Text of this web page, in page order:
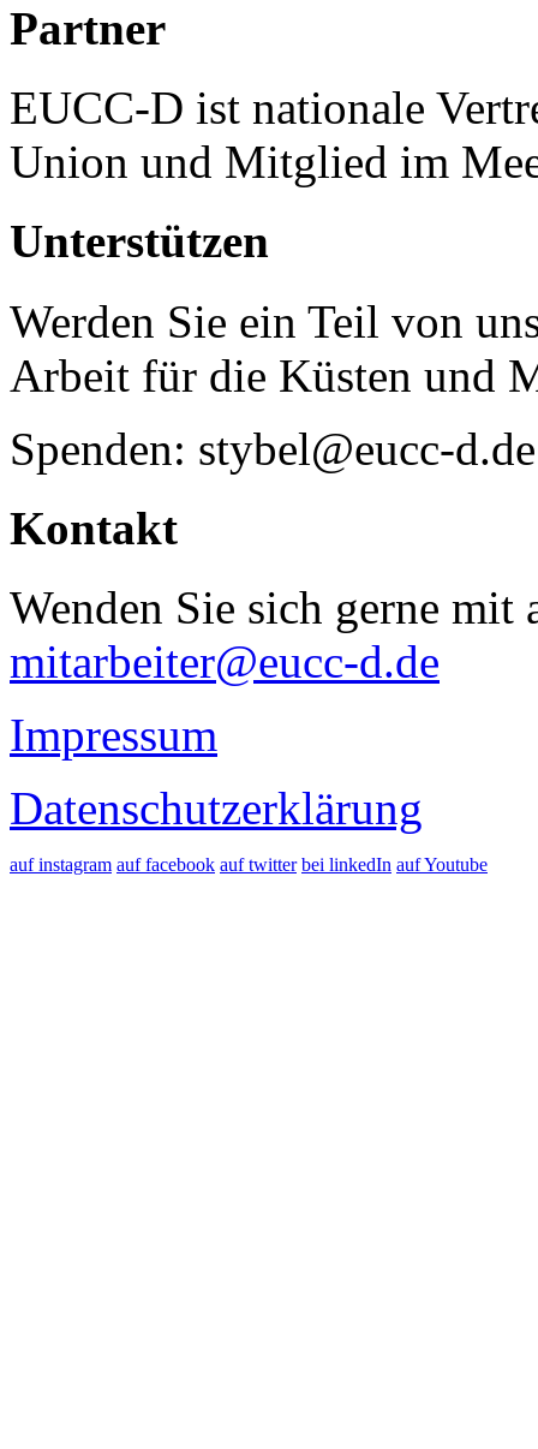
Partner
EUCC-D ist nationale
Union und Mitglied im
Unterstützen
Werden Sie ein Teil von
Arbeit für die Küsten und
Spenden: stybel@eucc-d.de
Kontakt
Wenden Sie sich gerne mit
mitarbeiter@eucc-d.de
Impressum
Datenschutzerklärung
auf instagram auf facebook auf twitter bei linkedIn auf Youtube